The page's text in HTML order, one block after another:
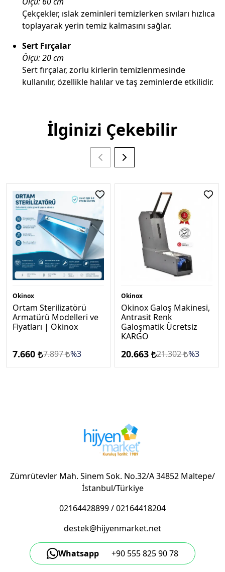
Çekçekler, ıslak zeminleri temizlerken sıvıları hızlıca
toplayarak yerin temiz kalmasını sağlar.
Sert Fırçalar
Ölçü: 20 cm
Sert fırçalar, zorlu kirlerin temizlenmesinde
kullanılır, özellikle halılar ve taş zeminlerde etkilidir.
İlginizi Çekebilir
Okinox
Ortam Sterilizatörü
Armatürü Modelleri ve
Fiyatları | Okinox
7.660 7.897 %3
Okinox
Okinox Galoş Makinesi,
Antrasi̇t Renk
Galoşmatik Ücretsi̇z
KARGO
20.663 21.302 %3
Zümrütevler Mah. Sinem Sok. No.32/A 34852 Maltepe/
İstanbul/Türkiye
02164428899/02164418204
destek@hijyenmarket.net
Whatsapp +90 555 825 90 78